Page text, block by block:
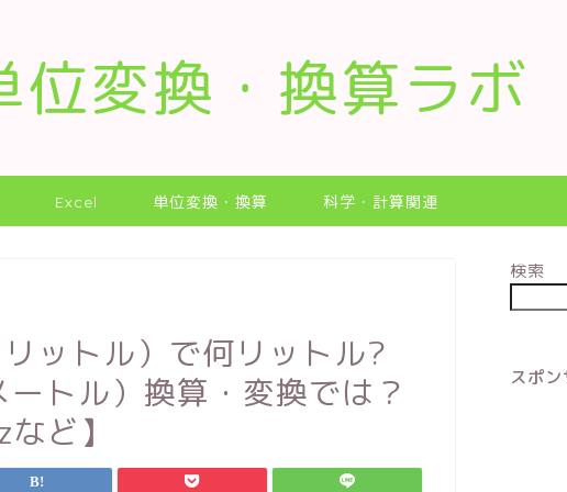
位変換・換算ラボ
Excel 単位変換・換算 科学・計算関連
ットル）で何リットル?
トル）換算・変換では？
ど】
検索
スポ